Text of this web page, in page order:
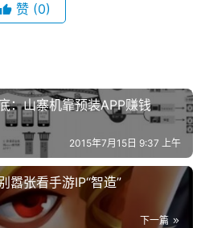
赞 (0)
：山寨机靠预装APP赚钱
2015年7月15日 9:37 上午
嚣张看手游IP“智造”
下一篇